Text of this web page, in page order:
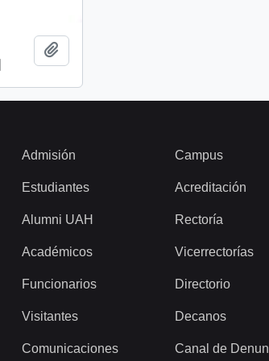
Admisión
Estudiantes
Alumni UAH
Académicos
Funcionarios
Visitantes
Comunicaciones
Campus
Acreditación
Rectoría
Vicerrectorías
Directorio
Decanos
Canal de